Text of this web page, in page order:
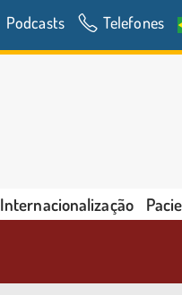
Podcasts Telefones
Internacionalização